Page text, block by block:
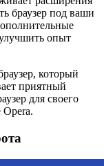
браузер под ваши
опыт
который
приятный
для своего